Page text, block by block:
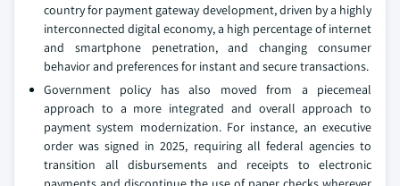
country for payment gateway development, driven by a highly
interconnected digital economy, a high percentage of internet
and smartphone penetration, and changing consumer
behavior and preferences for instant and secure transactions.
Government policy has also moved from a piecemeal
approach to a more integrated and overall approach to
payment system modernization. For instance, an executive
order was signed in 2025, requiring all federal agencies to
transition all disbursements and receipts to electronic